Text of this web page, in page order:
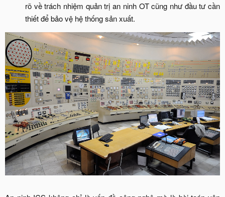
rõ về trách nhiệm quản trị an ninh OT cũng như đầu tư cần
thiết để bảo vệ hệ thống sản xuất.​